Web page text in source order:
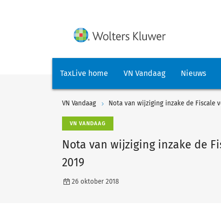
TaxLive home VN Vandaag Nieuws
VN Vandaag Nota van wijziging inzake de Fiscale
VN VANDAAG
Nota van wijziging inzake de
2019
26 oktober 2018